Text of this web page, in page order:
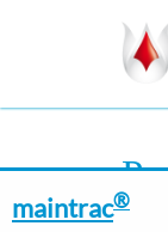
maintrac®